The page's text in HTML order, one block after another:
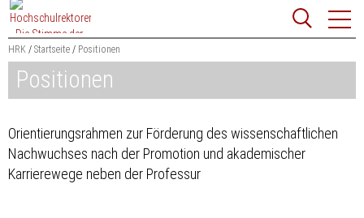
Zum
Content
springen
Suchbegriff
Suchen
HRK Startseite Positionen
Positionen
Orientierungsrahmen zur Förderung des wissenschaftlichen
Nachwuchses nach der Promotion und akademischer
Karrierewege neben der Professur